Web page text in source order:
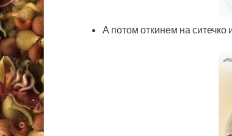
А потом откинем на ситечко